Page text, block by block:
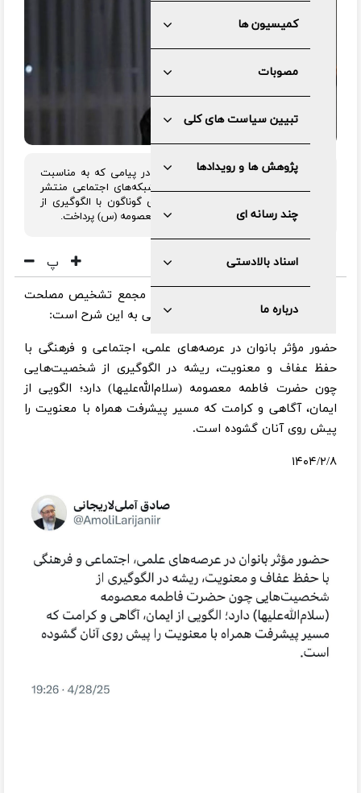
کمیسیون ها
مصوبات
تبیین سیاست های کلی
پژوهش ها و رویدادها
چند رسانه ای
اسناد بالادستی
درباره ما
رییس مجمع تشخیص مصلحت نظام در پیامی که به مناسبت
سالروز میلاد کریمه اهل بیت(س) در شبکه‌های اجتماعی منتشر
کرد، به حضور موثر بانوان در عرصه‌های گوناگون با الگوگیری از
شخصیت‌هایی همچون حضرت فاطمه معصومه (س) پرداخت.
پ
به گزارش مرکز رسانه و روابط عمومی مجمع تشخیص مصلحت
نظام، متن پیام آیت الله آملی لاریجانی به این شرح است:
حضور مؤثر بانوان در عرصه‌های علمی، اجتماعی و فرهنگی با
حفظ عفاف و معنویت، ریشه در الگوگیری از شخصیت‌هایی
چون حضرت فاطمه معصومه (سلام‌الله‌علیها) دارد؛ الگویی از
ایمان، آگاهی و کرامت که مسیر پیشرفت همراه با معنویت را
پیش روی آنان گشوده است.
۱۴۰۴/۲/۸